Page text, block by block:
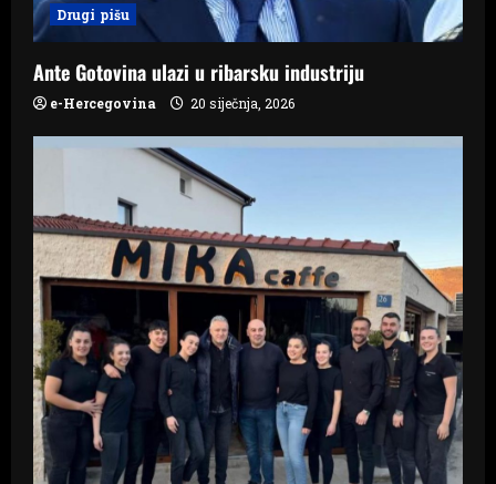
o
n
Drugi pišu
Ante Gotovina ulazi u ribarsku industriju
e-Hercegovina 20 siječnja, 2026